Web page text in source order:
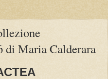
di Maria Calderara